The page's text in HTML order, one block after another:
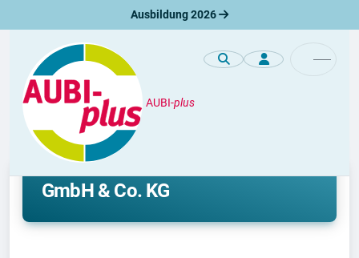
Ausbildung 2026
AUBI-plus
Unternehmen
Ausbildung bei Dr. Klaus Karg
GmbH & Co. KG